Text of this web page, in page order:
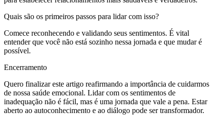
Quais são os primeiros passos para lidar com isso?
Comece reconhecendo e validando seus sentimentos. É vital
entender que você não está sozinho nessa jornada e que mudar é
possível.
Encerramento
Quero finalizar este artigo reafirmando a importância de cuidarmos
de nossa saúde emocional. Lidar com os sentimentos de
inadequação não é fácil, mas é uma jornada que vale a pena. Estar
aberto ao autoconhecimento e ao diálogo pode ser transformador.